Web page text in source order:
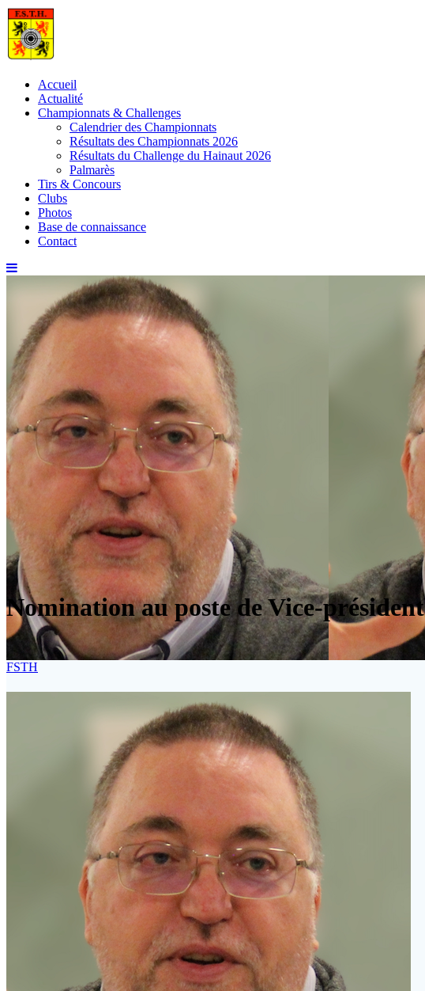
Skip
to
content
Accueil
Actualité
Championnats & Challenges
Calendrier des Championnats
Résultats des Championnats 2026
Résultats du Challenge du Hainaut 2026
Palmarès
Tirs & Concours
Clubs
Photos
Base de connaissance
Contact
Nomination au poste de Vice-président
FSTH